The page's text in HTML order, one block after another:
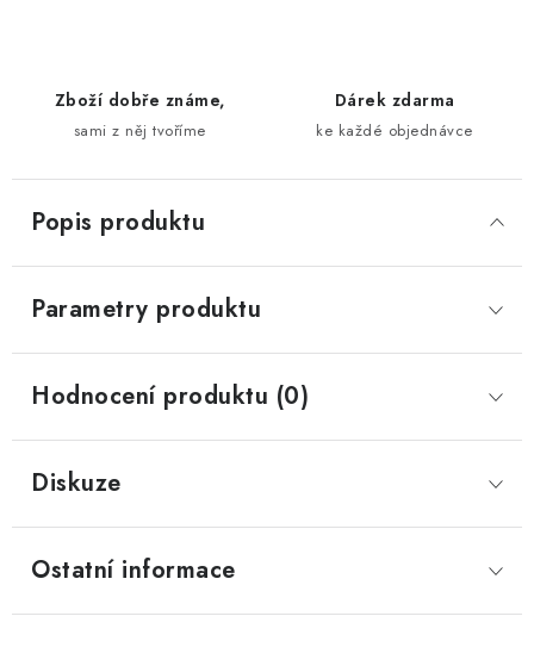
Zboží dobře známe,
sami z něj tvoříme
Dárek zdarma
ke každé objednávce
Popis produktu
Parametry produktu
Hodnocení produktu (0)
Diskuze
Ostatní informace